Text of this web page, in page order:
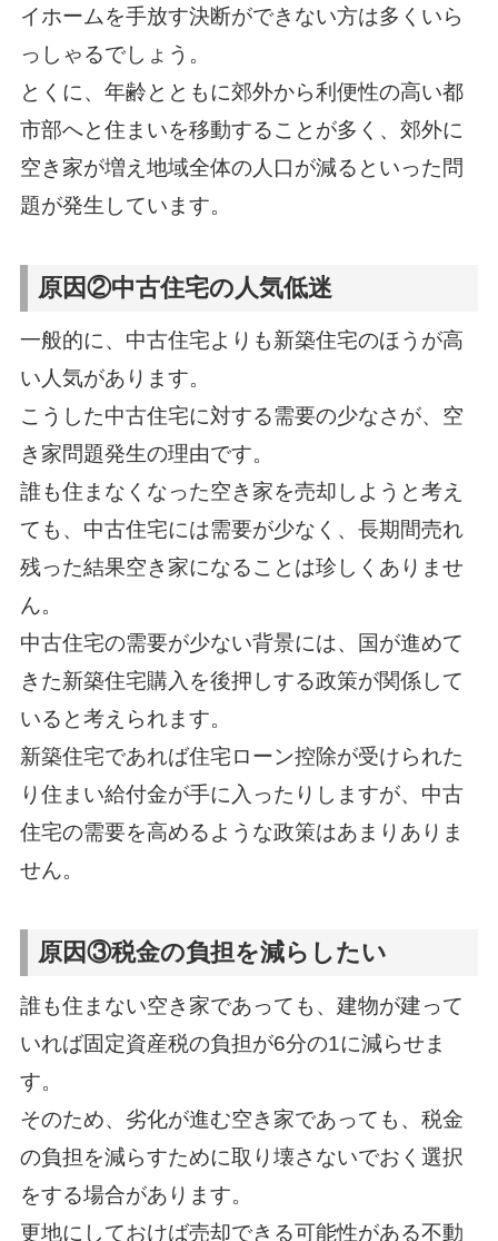
イホームを手放す決断ができない方は多くいら
っしゃるでしょう。
とくに、年齢とともに郊外から利便性の高い都
市部へと住まいを移動することが多く、郊外に
空き家が増え地域全体の人口が減るといった問
題が発生しています。
原因②中古住宅の人気低迷
一般的に、中古住宅よりも新築住宅のほうが高
い人気があります。
こうした中古住宅に対する需要の少なさが、空
き家問題発生の理由です。
誰も住まなくなった空き家を売却しようと考え
ても、中古住宅には需要が少なく、長期間売れ
残った結果空き家になることは珍しくありませ
ん。
中古住宅の需要が少ない背景には、国が進めて
きた新築住宅購入を後押しする政策が関係して
いると考えられます。
新築住宅であれば住宅ローン控除が受けられた
り住まい給付金が手に入ったりしますが、中古
住宅の需要を高めるような政策はあまりありま
せん。
原因③税金の負担を減らしたい
誰も住まない空き家であっても、建物が建って
いれば固定資産税の負担が6分の1に減らせま
す。
そのため、劣化が進む空き家であっても、税金
の負担を減らすために取り壊さないでおく選択
をする場合があります。
更地にしておけば売却できる可能性がある不動